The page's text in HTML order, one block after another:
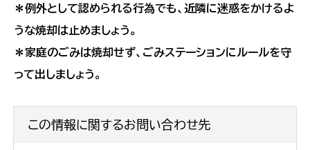
＊例外として認められる行為でも、近隣に迷惑をかけるよ
うな焼却は止めましょう。
＊家庭のごみは焼却せず、ごみステーションにルールを守
って出しましょう。
この情報に関するお問い合わせ先